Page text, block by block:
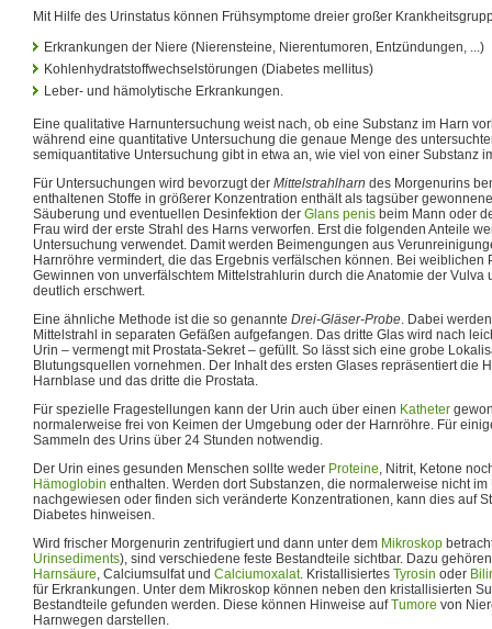
Mit Hilfe des Urinstatus können Frühsymptome dreier großer
Erkrankungen der Niere (Nierensteine, Nierentumoren, Entzündungen, ...)
Kohlenhydratstoffwechselstörungen (Diabetes mellitus)
Leber- und hämolytische Erkrankungen.
Eine qualitative Harnuntersuchung weist nach, ob eine Substanz im Harn
während eine quantitative Untersuchung die genaue Menge des
semiquantitative Untersuchung gibt in etwa an, wie viel von einer Substanz
Für Untersuchungen wird bevorzugt der Mittelstrahlharn des Morgenurins
enthaltenen Stoffe in größerer Konzentration enthält als tagsüber
Säuberung und eventuellen Desinfektion der Glans penis beim Mann oder
Frau wird der erste Strahl des Harns verworfen. Erst die folgenden Anteile
Untersuchung verwendet. Damit werden Beimengungen aus
Harnröhre vermindert, die das Ergebnis verfälschen können. Bei weiblichen
Gewinnen von unverfälschtem Mittelstrahlurin durch die Anatomie der Vulva
deutlich erschwert.
Eine ähnliche Methode ist die so genannte Drei-Gläser-Probe. Dabei
Mittelstrahl in separaten Gefäßen aufgefangen. Das dritte Glas wird nach
Urin – vermengt mit Prostata-Sekret – gefüllt. So lässt sich eine grobe
Blutungsquellen vornehmen. Der Inhalt des ersten Glases repräsentiert die
Harnblase und das dritte die Prostata.
Für spezielle Fragestellungen kann der Urin auch über einen Katheter
normalerweise frei von Keimen der Umgebung oder der Harnröhre. Für
Sammeln des Urins über 24 Stunden notwendig.
Der Urin eines gesunden Menschen sollte weder Proteine, Nitrit, Ketone
Hämoglobin enthalten. Werden dort Substanzen, die normalerweise nicht im
nachgewiesen oder finden sich veränderte Konzentrationen, kann dies auf
Diabetes hinweisen.
Wird frischer Morgenurin zentrifugiert und dann unter dem Mikroskop
Urinsediments), sind verschiedene feste Bestandteile sichtbar. Dazu
Harnsäure, Calciumsulfat und Calciumoxalat. Kristallisiertes Tyrosin oder
für Erkrankungen. Unter dem Mikroskop können neben den kristallisierten
Bestandteile gefunden werden. Diese können Hinweise aufTumore von
Harnwegen darstellen.